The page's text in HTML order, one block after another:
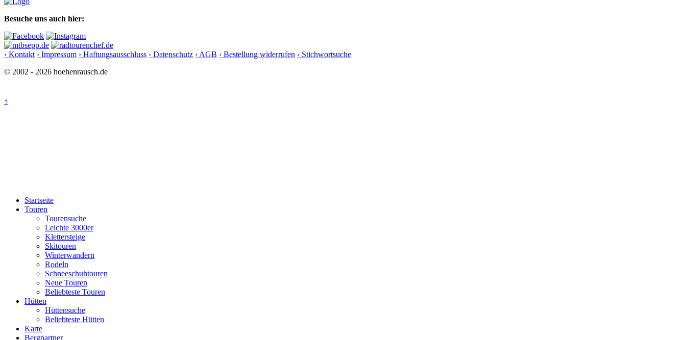
Besuche uns auch hier:
› Kontakt › Impressum › Haftungsausschluss › Datenschutz › AGB › Bestellung widerrufen › Stichwortsuche
© 2002 - 2026 hoehenrausch.de
↑
Startseite
Touren
Tourensuche
Leichte 3000er
Klettersteige
Skitouren
Winterwandern
Rodeln
Schneeschuhtouren
Neue Touren
Beliebteste Touren
Hütten
Hüttensuche
Beliebteste Hütten
Karte
Bergpartner